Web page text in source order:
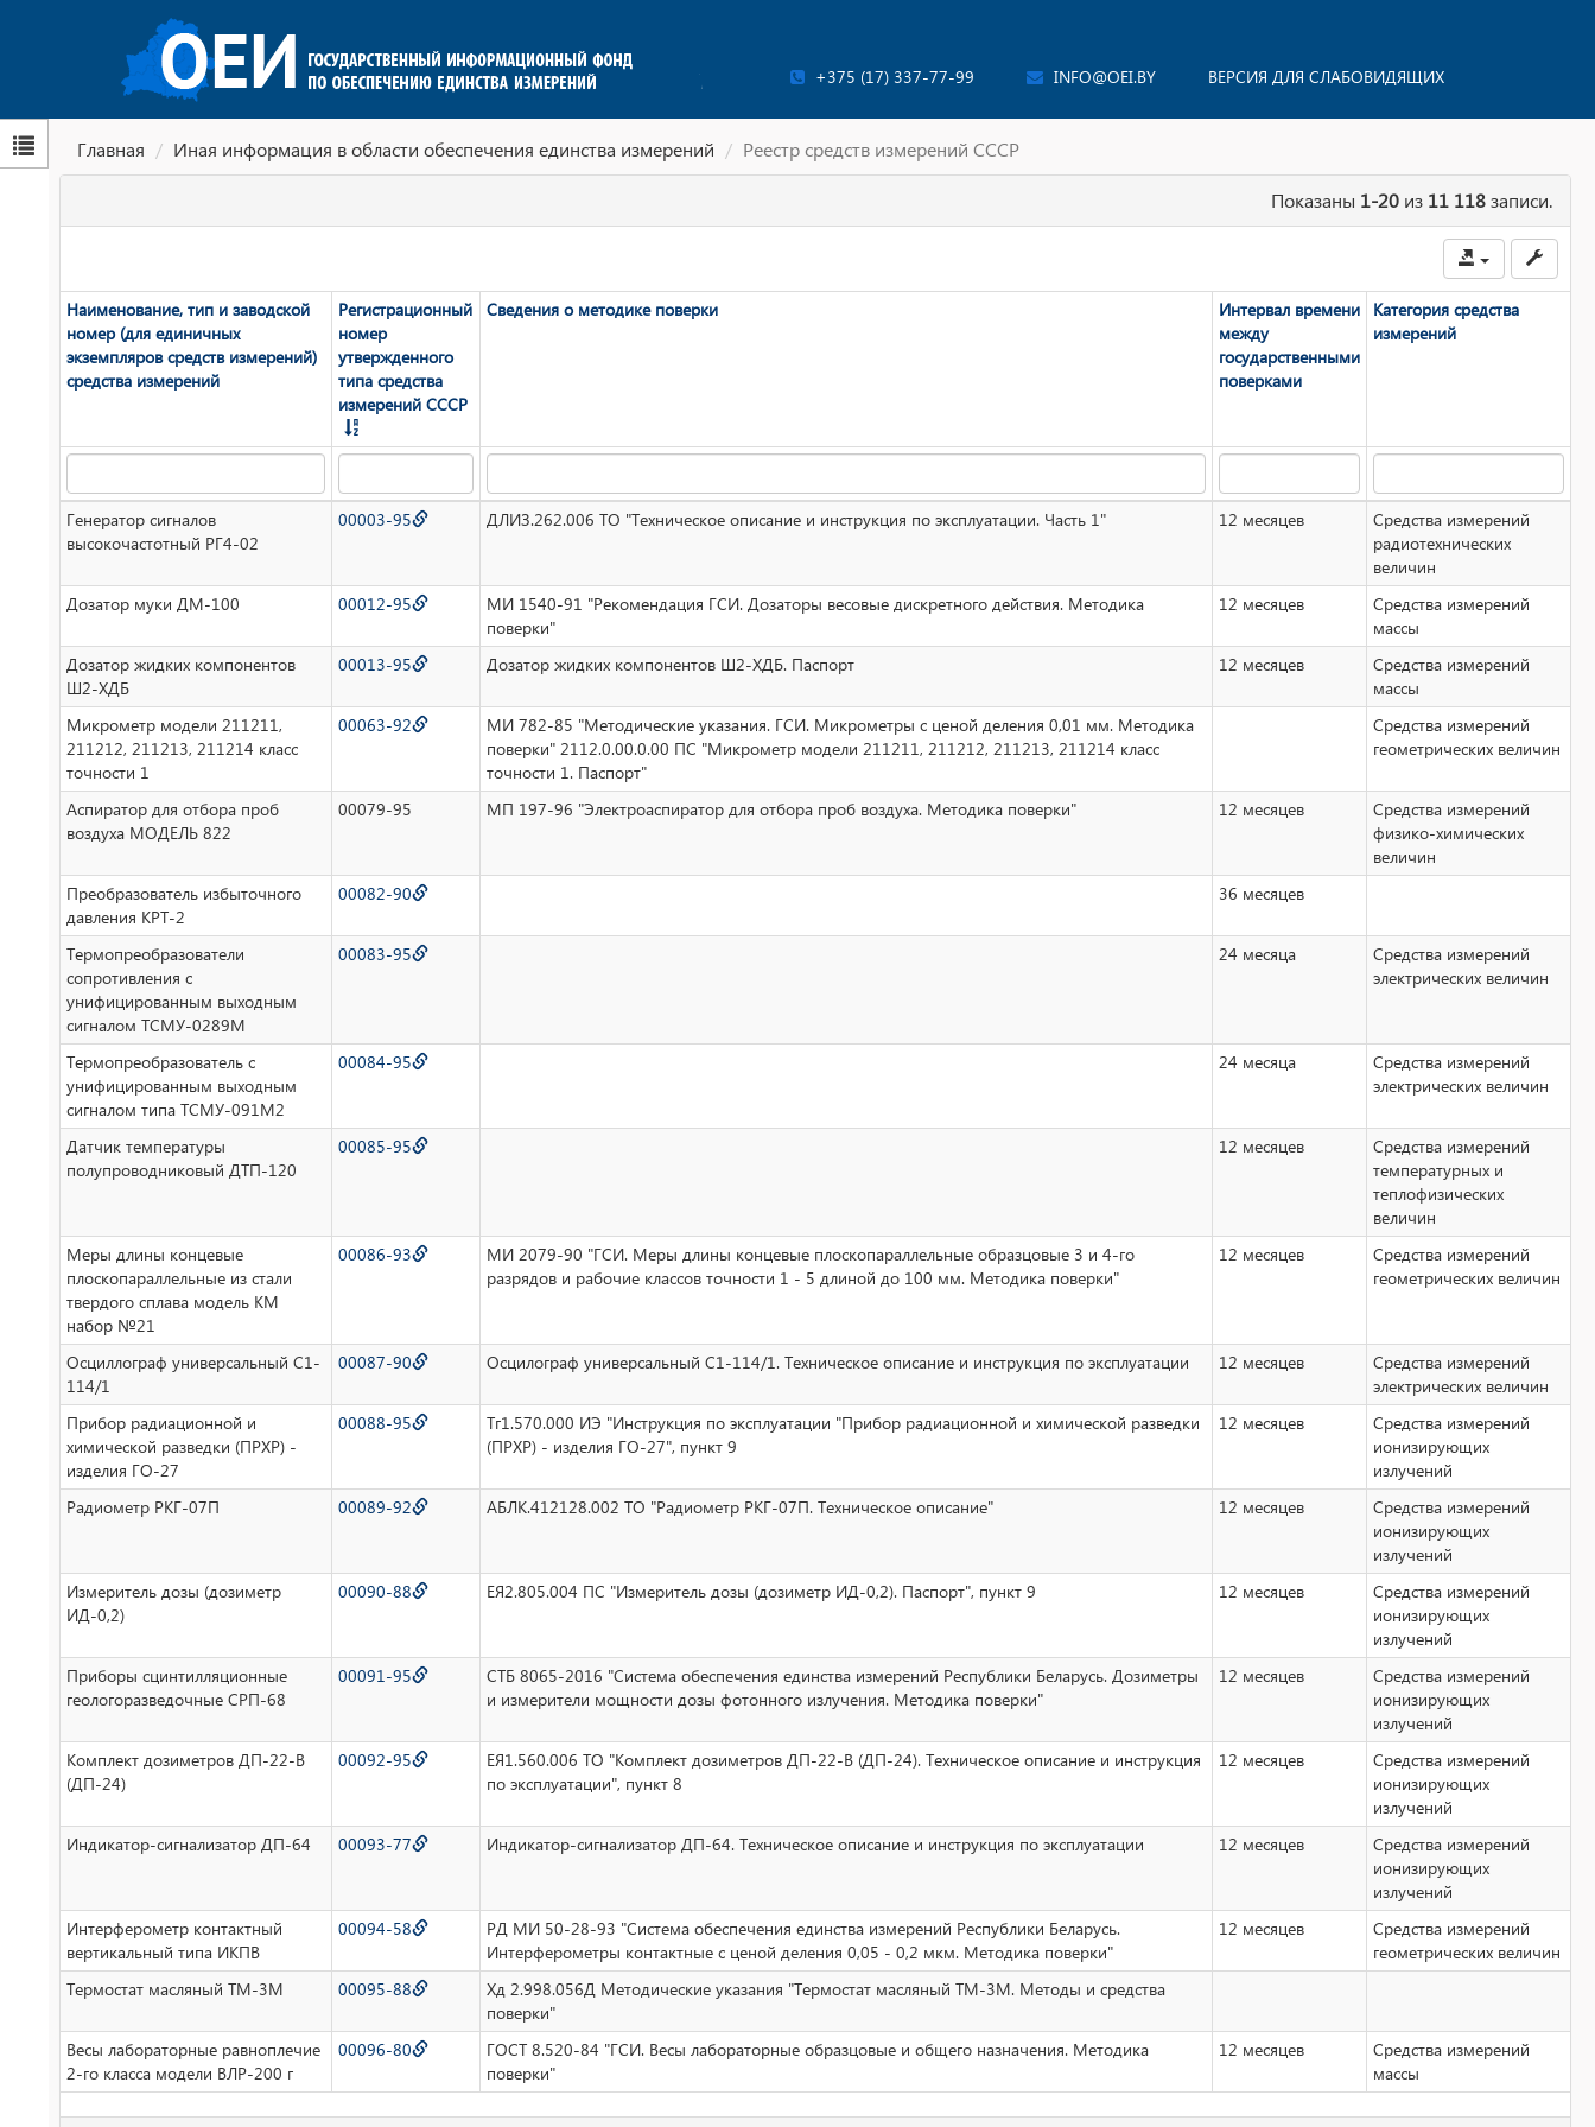
+375 (17) 337-77-99 INFO@OEI.BY ВЕРСИЯ ДЛЯ СЛАБОВИДЯЩИХ
Главная Иная информация в области обеспечения единства измерений Реестр средств измерений СССР
Показаны 1-20 из 11 118записи.
Наименование, тип и заводской
номер (для единичных
экземпляров средств измерений)
средства измерений
Регистрационный
номер
утвержденного
типа средства
измерений СССР
Сведения о методике поверки
Интервал времени
между
государственными
поверками
Категория средства
измерений
Генератор сигналов
высокочастотный РГ4-02
00003-95 ДЛИЗ.262.006 ТО "Техническое описание и инструкция по эксплуатации. Часть 1" 12 месяцев
Средства измерений
радиотехнических
величин
Дозатор муки ДМ-100
00012-95
МИ 1540-91 "Рекомендация ГСИ. Дозаторы весовые дискретного действия. Методика
поверки"
12 месяцев
Средства измерений
массы
Дозатор жидких компонентов
Ш2-ХДБ
00013-95 Дозатор жидких компонентов Ш2-ХДБ. Паспорт 12 месяцев
Средства измерений
массы
Микрометр модели 211211,
211212, 211213, 211214 класс
точности 1
00063-92
МИ 782-85 "Методические указания. ГСИ. Микрометры с ценой деления 0,01 мм. Методика
поверки" 2112.0.00.0.00 ПС "Микрометр модели 211211, 211212, 211213, 211214 класс
точности 1. Паспорт"
Средства измерений
геометрических величин
Аспиратор для отбора проб
воздуха МОДЕЛЬ 822
00079-95 МП 197-96 "Электроаспиратор для отбора проб воздуха. Методика поверки" 12 месяцев
Средства измерений
физико-химических
величин
Преобразователь избыточного
давления КРТ-2
00082-90 36 месяцев
Термопреобразователи
сопротивления с
унифицированным выходным
сигналом ТСМУ-0289М
00083-95 24 месяца
Средства измерений
электрических величин
Термопреобразователь с
унифицированным выходным
сигналом типа ТСМУ-091М2
00084-95 24 месяца
Средства измерений
электрических величин
Датчик температуры
полупроводниковый ДТП-120
00085-95 12 месяцев
Средства измерений
температурных и
теплофизических
величин
Меры длины концевые
плоскопараллельные из стали
твердого сплава модель КМ
набор №21
00086-93
МИ 2079-90 "ГСИ. Меры длины концевые плоскопараллельные образцовые 3 и 4-го
разрядов и рабочие классов точности 1 - 5 длиной до 100 мм. Методика поверки"
12 месяцев
Средства измерений
геометрических величин
Осциллограф универсальный С1-
114/1
00087-90 Осцилограф универсальный С1-114/1. Техническое описание и инструкция по эксплуатации 12 месяцев
Средства измерений
электрических величин
Прибор радиационной и
химической разведки (ПРХР) -
изделия ГО-27
00088-95
Тг1.570.000 ИЭ "Инструкция по эксплуатации "Прибор радиационной и химической разведки
(ПРХР) - изделия ГО-27", пункт 9
12 месяцев
Средства измерений
ионизирующих
излучений
Радиометр РКГ-07П
00089-92 АБЛК.412128.002 ТО "Радиометр РКГ-07П. Техническое описание" 12 месяцев
Средства измерений
ионизирующих
излучений
Измеритель дозы (дозиметр
ИД-0,2)
00090-88 ЕЯ2.805.004 ПС "Измеритель дозы (дозиметр ИД-0,2). Паспорт", пункт 9 12 месяцев
Средства измерений
ионизирующих
излучений
Приборы сцинтилляционные
геологоразведочные СРП-68
00091-95
СТБ 8065-2016 "Система обеспечения единства измерений Республики Беларусь. Дозиметры
и измерители мощности дозы фотонного излучения. Методика поверки"
12 месяцев
Средства измерений
ионизирующих
излучений
Комплект дозиметров ДП-22-В
(ДП-24)
00092-95
ЕЯ1.560.006 ТО "Комплект дозиметров ДП-22-В (ДП-24). Техническое описание и инструкция
по эксплуатации", пункт 8
12 месяцев
Средства измерений
ионизирующих
излучений
Индикатор-сигнализатор ДП-64
00093-77 Индикатор-сигнализатор ДП-64. Техническое описание и инструкция по эксплуатации 12 месяцев
Средства измерений
ионизирующих
излучений
Интерферометр контактный
вертикальный типа ИКПВ
00094-58
РД МИ 50-28-93 "Система обеспечения единства измерений Республики Беларусь.
Интерферометры контактные с ценой деления 0,05 - 0,2 мкм. Методика поверки"
12 месяцев
Средства измерений
геометрических величин
Термостат масляный ТМ-3М
00095-88
Хд 2.998.056Д Методические указания "Термостат масляный ТМ-3М. Методы и средства
поверки"
Весы лабораторные равноплечие
2-го класса модели ВЛР-200 г
00096-80
ГОСТ 8.520-84 "ГСИ. Весы лабораторные образцовые и общего назначения. Методика
поверки"
12 месяцев
Средства измерений
массы